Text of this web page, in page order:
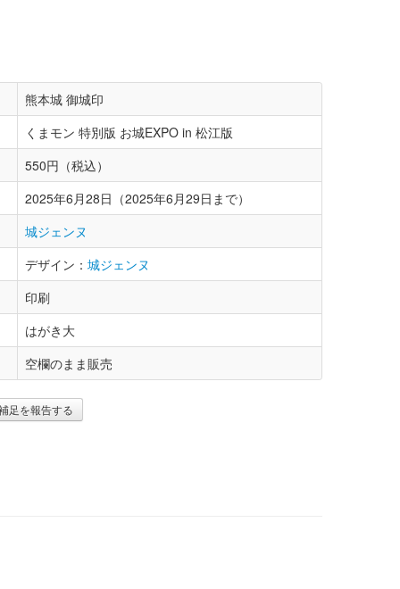
熊本城 御城印
くまモン 特別版 お城EXPO in 松江版
550円（税込）
2025年6月28日（2025年6月29日まで）
城ジェンヌ
デザイン： 城ジェンヌ
印刷
はがき大
空欄のまま販売
足を報告する